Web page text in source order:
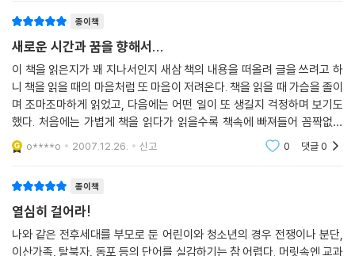
서로 헌신적인 배려와 정을 나눈다는 것을 말입니다…… 봉수네 가족에게
남한 땅에서의 새로운 시간은 자신들의 소중한 것과 바꾼 꿈과도 같습니
다. 험난한 길을 달려온 그들의 고단한 시간을 돌아보고, 또 그들이 품고 온
희망을 반갑게 끌어안는 우리가 되었으면 합니다."
종이책
새로운 시간과 꿈을 향해서...
이 책을 읽은지가 꽤 지나서인지 새삼 책의 내용을 떠올려 글을 쓰려고 하
니 책을 읽을 때의 마음처럼 또 마음이 저려온다. 책을 읽을 때 가슴을 졸이
며 조마조마하게 읽었고, 다음에는 어떤 일이 또 생길지 걱정하며 보기도
했다. 처음에는 가볍게 책을 읽다가 읽을수록 책속에 빠져들어 꼼짝없이
끝까지 읽을 수 밖에 없는 흡인력을 지닌 소설이었다. 아주 오랜 전 텔레
비전 속
o****o 2007.12.26. 신고 0 댓글0
종이책
열심히 걸어라!
나와 같은 전후세대를 부모로 둔 어린이와 청소년의 경우 전쟁이나 분단,
이산가족, 탈북자, 동포 등의 단어를 실감하기는 참 어렵다. 머릿속엔 교과